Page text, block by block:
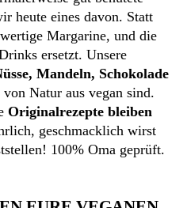
heute eines davon. Statt
Margarine, und die
ersetzt. Unsere
Mandeln, Schokolade
Natur aus vegan sind.
Originalrezepte bleiben
geschmacklich wirst
100% Oma geprüft.